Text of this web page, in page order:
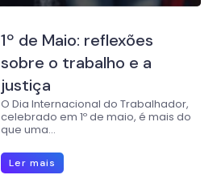
1º de Maio: reflexões
sobre o trabalho e a
justiça
O Dia Internacional do Trabalhador,
celebrado em 1º de maio, é mais do
que uma...
Ler mais